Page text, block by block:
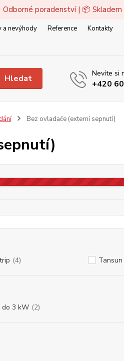
poradenství | 📦 Skladem
a nevýhody Reference Kontakty
Hledat Nevíte si
+420
Bez ovladače (externí sepnutí)
(4) Tansun
do 3 kW (2)